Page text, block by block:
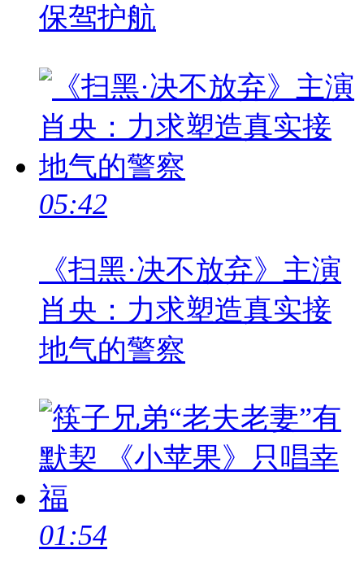
保驾护航
05:42
《扫黑·决不放弃》主演
肖央：力求塑造真实接
地气的警察
01:54